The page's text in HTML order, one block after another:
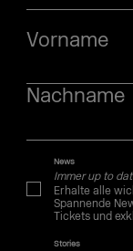
Vorname
Nachname
News
Immer up to
Erhalte alle
Spannende
Tickets und
Stories